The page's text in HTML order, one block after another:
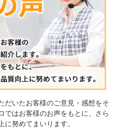
だいたお客様のご意見・感想をそ
ではお客様のお声をもとに、さら
に努めてまいります。